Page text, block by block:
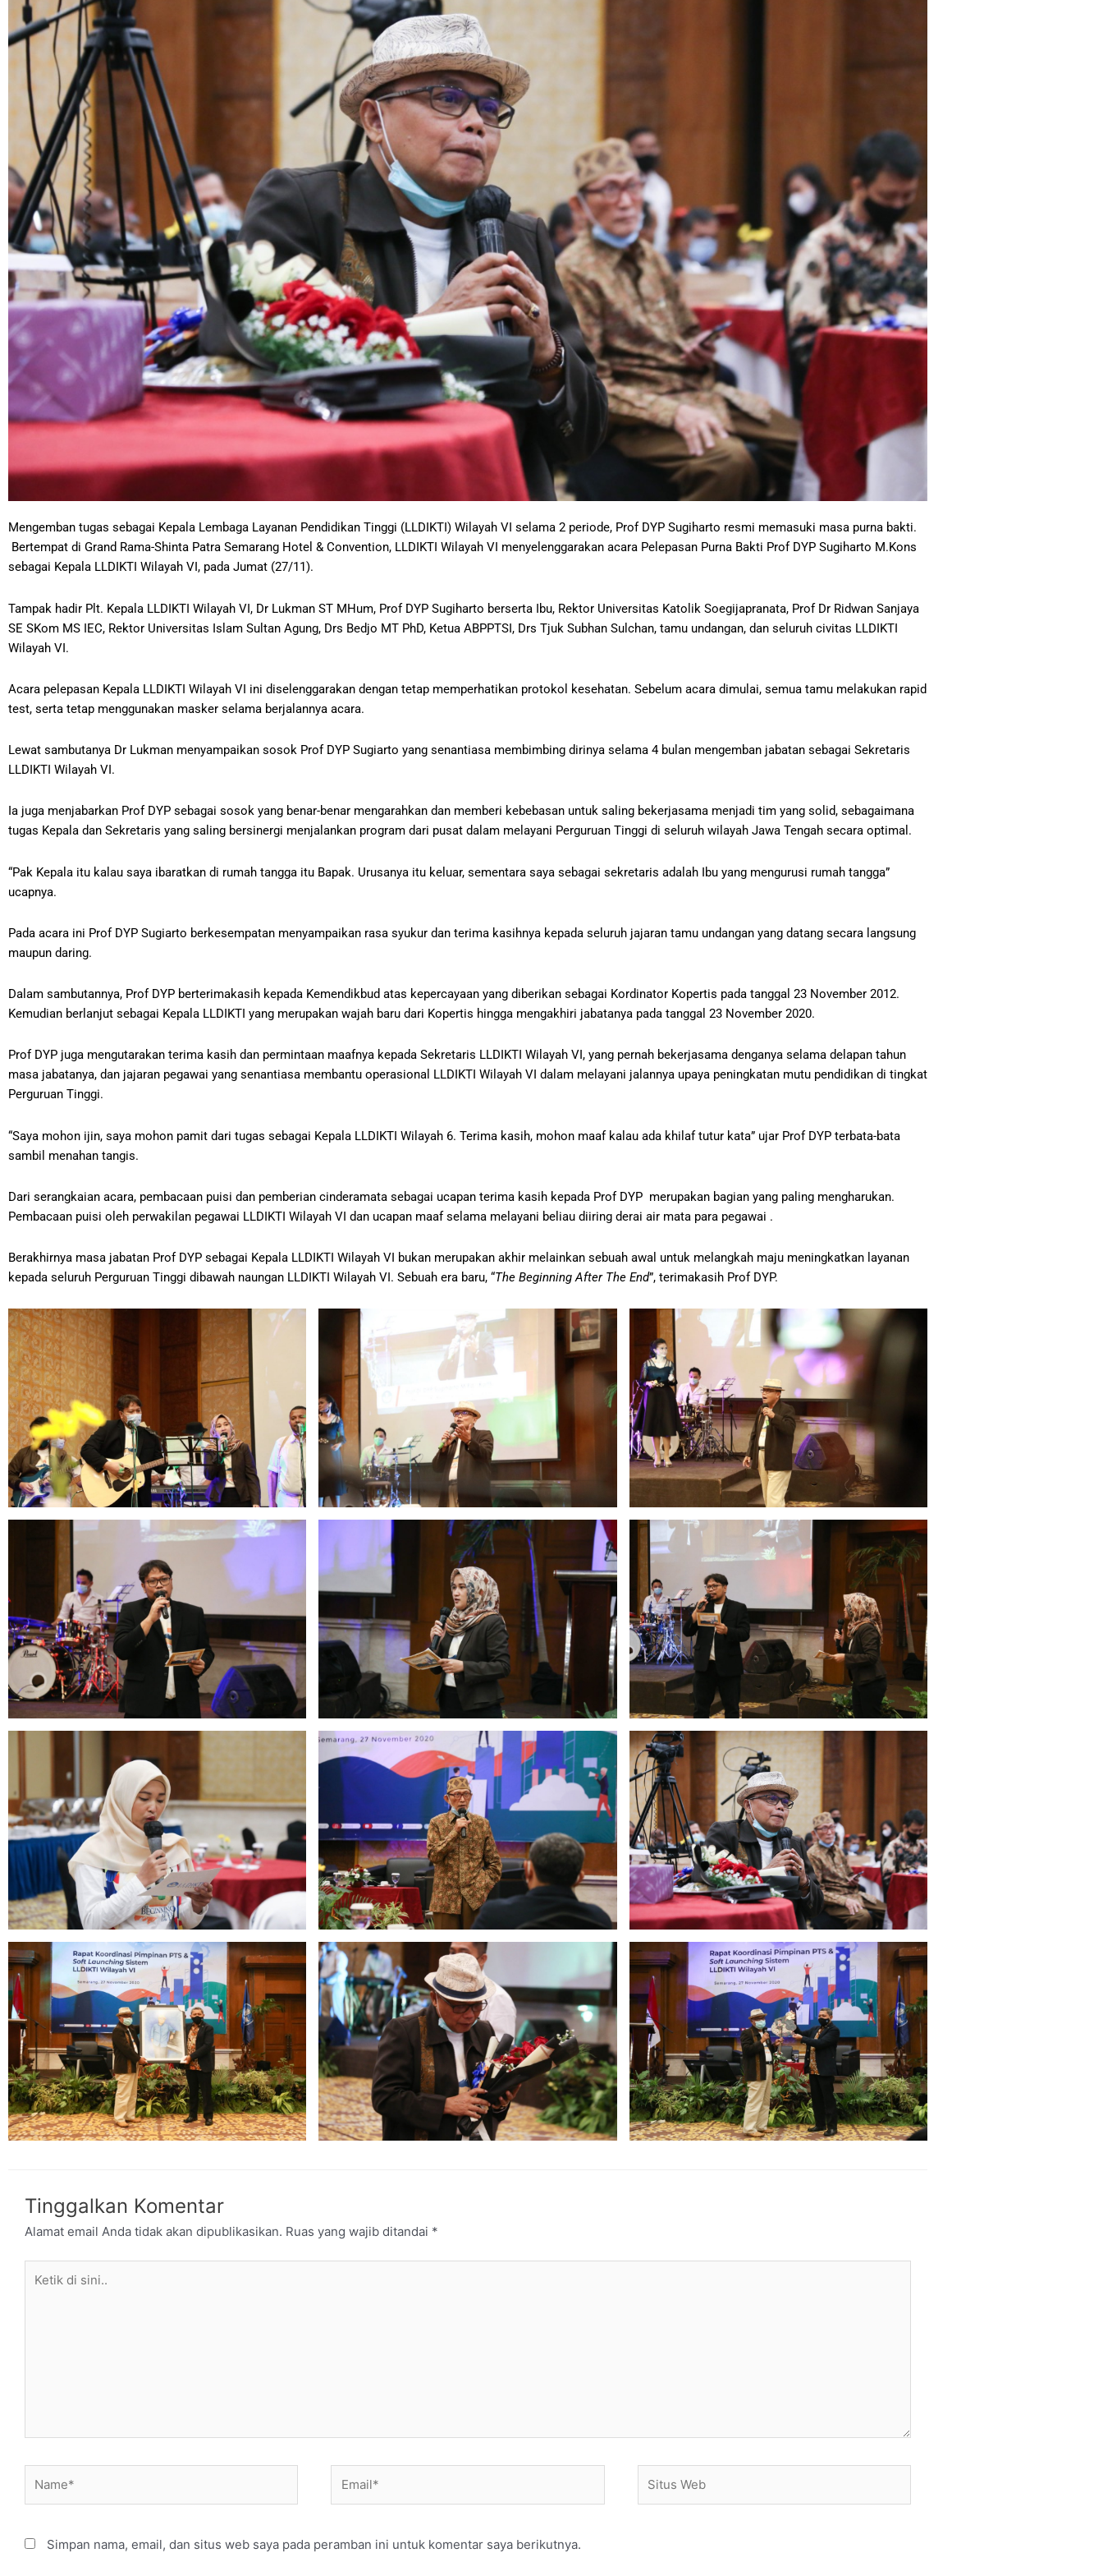
Mengemban tugas sebagai Kepala Lembaga Layanan Pendidikan Tinggi (LLDIKTI) Wilayah VI selama 2 periode, Prof DYP Sugiharto resmi memasuki masa purna bakti.
Bertempat di Grand Rama-Shinta Patra Semarang Hotel & Convention, LLDIKTI Wilayah VI menyelenggarakan acara Pelepasan Purna Bakti Prof DYP Sugiharto M.Kons
sebagai Kepala LLDIKTI Wilayah VI, pada Jumat (27/11).
Tampak hadir Plt. Kepala LLDIKTI Wilayah VI, Dr Lukman ST MHum, Prof DYP Sugiharto berserta Ibu, Rektor Universitas Katolik Soegijapranata, Prof Dr Ridwan Sanjaya
SE SKom MS IEC, Rektor Universitas Islam Sultan Agung, Drs Bedjo MT PhD, Ketua ABPPTSI, Drs Tjuk Subhan Sulchan, tamu undangan, dan seluruh civitas LLDIKTI
Wilayah VI.
Acara pelepasan Kepala LLDIKTI Wilayah VI ini diselenggarakan dengan tetap memperhatikan protokol kesehatan. Sebelum acara dimulai, semua tamu melakukan rapid
test, serta tetap menggunakan masker selama berjalannya acara.
Lewat sambutanya Dr Lukman menyampaikan sosok Prof DYP Sugiarto yang senantiasa membimbing dirinya selama 4 bulan mengemban jabatan sebagai Sekretaris
LLDIKTI Wilayah VI.
Ia juga menjabarkan Prof DYP sebagai sosok yang benar-benar mengarahkan dan memberi kebebasan untuk saling bekerjasama menjadi tim yang solid, sebagaimana
tugas Kepala dan Sekretaris yang saling bersinergi menjalankan program dari pusat dalam melayani Perguruan Tinggi di seluruh wilayah Jawa Tengah secara optimal.
“Pak Kepala itu kalau saya ibaratkan di rumah tangga itu Bapak. Urusanya itu keluar, sementara saya sebagai sekretaris adalah Ibu yang mengurusi rumah tangga”
ucapnya.
Pada acara ini Prof DYP Sugiarto berkesempatan menyampaikan rasa syukur dan terima kasihnya kepada seluruh jajaran tamu undangan yang datang secara langsung
maupun daring.
Dalam sambutannya, Prof DYP berterimakasih kepada Kemendikbud atas kepercayaan yang diberikan sebagai Kordinator Kopertis pada tanggal 23 November 2012.
Kemudian berlanjut sebagai Kepala LLDIKTI yang merupakan wajah baru dari Kopertis hingga mengakhiri jabatanya pada tanggal 23 November 2020.
Prof DYP juga mengutarakan terima kasih dan permintaan maafnya kepada Sekretaris LLDIKTI Wilayah VI, yang pernah bekerjasama denganya selama delapan tahun
masa jabatanya, dan jajaran pegawai yang senantiasa membantu operasional LLDIKTI Wilayah VI dalam melayani jalannya upaya peningkatan mutu pendidikan di tingkat
Perguruan Tinggi.
“Saya mohon ijin, saya mohon pamit dari tugas sebagai Kepala LLDIKTI Wilayah 6. Terima kasih, mohon maaf kalau ada khilaf tutur kata” ujar Prof DYP terbata-bata
sambil menahan tangis.
Dari serangkaian acara, pembacaan puisi dan pemberian cinderamata sebagai ucapan terima kasih kepada Prof DYP merupakan bagian yang paling mengharukan.
Pembacaan puisi oleh perwakilan pegawai LLDIKTI Wilayah VI dan ucapan maaf selama melayani beliau diiring derai air mata para pegawai .
Berakhirnya masa jabatan Prof DYP sebagai Kepala LLDIKTI Wilayah VI bukan merupakan akhir melainkan sebuah awal untuk melangkah maju meningkatkan layanan
kepada seluruh Perguruan Tinggi dibawah naungan LLDIKTI Wilayah VI. Sebuah era baru, “The Beginning After The End”, terimakasih Prof DYP.
Tinggalkan Komentar
Alamat email Anda tidak akan dipublikasikan. Ruas yang wajib ditandai *
Web
Simpan nama, email, dan situs web saya pada peramban ini untuk komentar saya berikutnya.